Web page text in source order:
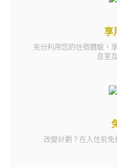
享
充分利用您的住宿體驗，
息室
改變計劃？在入住前